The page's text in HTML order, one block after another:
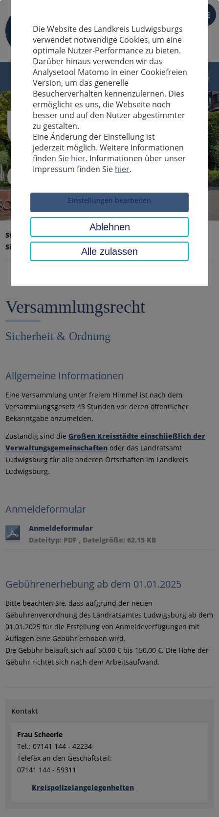
DE
Sucheingabe
Startseite
Verkehr, Sicherheit, Ordnung
Sicherheit & Ordnung
Versammlungsrecht
Versammlungsrecht
Sicherheit & Ordnung
Allgemeine Informationen
Eine Versammlung unter freiem Himmel ist nach dem
Versammlungsgesetz 48 Stunden vor deren öffentlicher
Bekanntgabe anzumelden.
Zuständig sind dieGroßen Kreisstädte einschließlich der
Verwaltungsgemeinschaften oder das Landratsamt
Ludwigsburg für alle anderen Ortschaften im Landkreis
Ludwigsburg.
Anmeldeformular
Anmeldeformular
Dateityp: PDF , Dateigröße: 62.15 KB
Gebührenerhebung ab dem 01.01.2025
Bitte beachten Sie, dass aufgrund der neuen
Gebührenverordnung des Landratsamtes Ludwigsburg ab dem
01.01.2025 für die Erstellung von Anmeldeverfügungen mit
Auflagen eine Gebühr erhoben wird.
Die Gebühr beläuft sich auf 50,00 € bis 150,00 €. Die Höhe der
Gebühr richtet sich nach dem Arbeitsaufwand.
Kontakt
Frau Scheerle
Tel.: 07141 144 - 42234
Telefax an den Geschäftsteil:
07141 144 - 59311
Kreispolizeiangelegenheiten
Die Website des Landkreis Ludwigsburgs
verwendet notwendige Cookies, um eine
optimale Nutzer-Performance zu bieten.
Darüber hinaus verwenden wir das
Analysetool Matomo in einer Cookiefreien
Version, um das generelle
Besucherverhalten kennenzulernen. Dies
ermöglicht es uns, die Webseite noch
besser und auf den Nutzer abgestimmter
zu gestalten.
Eine Änderung der Einstellung ist
jederzeit möglich. Weitere Informationen
finden Sie hier. Informationen über unser
Impressum finden Sie hier.
Einstellungen bearbeiten
Ablehnen
Alle zulassen